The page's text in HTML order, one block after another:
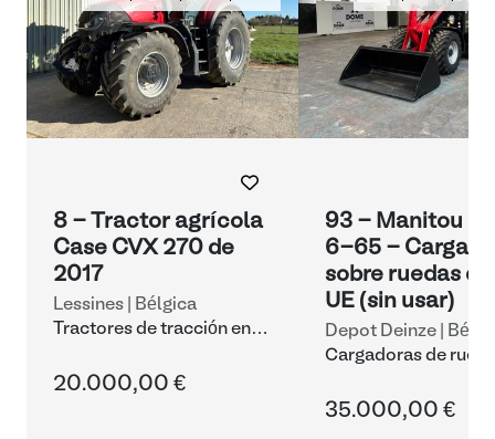
8 - Tractor agrícola
Case CVX 270 de
2017
Lessines | Bélgica
Tractores de tracción en
20.000,00 €
93 - Manitou
6-65 -
sobre ruedas
UE (sin usar)
Depot Deinze |
Cargadoras de
35.000,00 €